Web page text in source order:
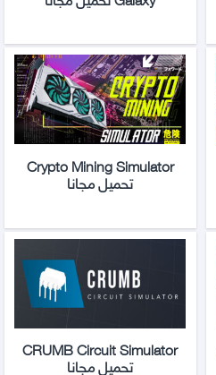
Crypto Mining Simulator
تحميل مجانا
CRUMB Circuit Simulator
تحميل مجانا